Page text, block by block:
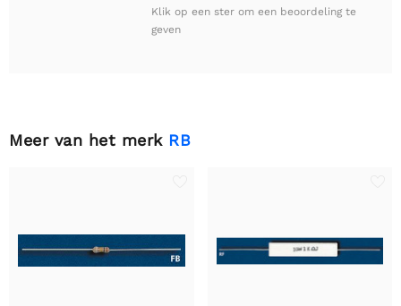
Klik op een ster om een beoordeling te
geven
Meer van het merk RB